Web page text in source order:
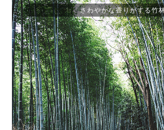
さわやかな香りがする竹